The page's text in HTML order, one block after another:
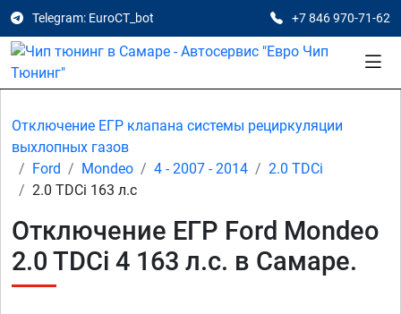
Telegram: EuroCT_bot +7 846 970-71-62
Отключение ЕГР клапана системы рециркуляции
выхлопных газов
Ford
Mondeo 4 - 2007 - 2014
2.0 TDCi
2.0 TDCi 163 л.с
Отключение ЕГР Ford Mondeo
2.0 TDCi 4 163 л.с. в Самаре.